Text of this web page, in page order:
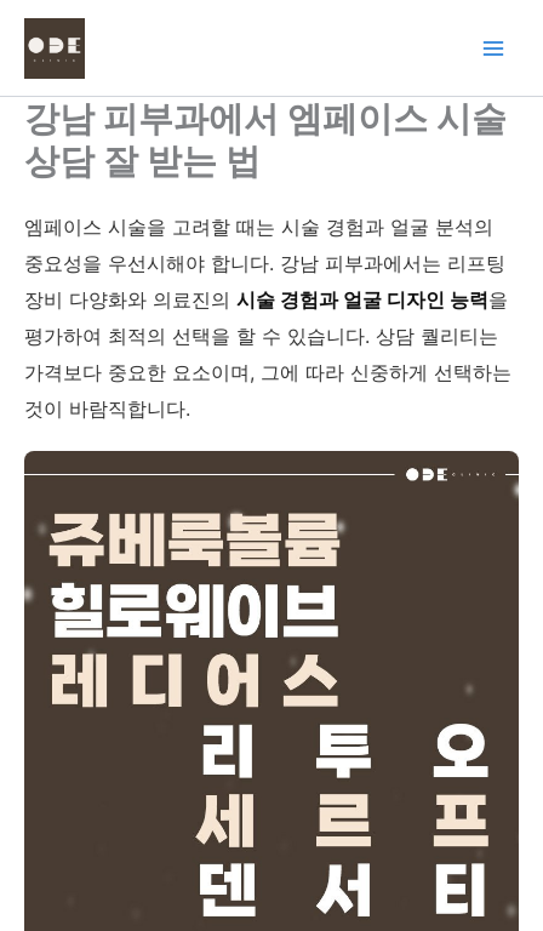
로 강남 피부과에서 엠페이스 시술
상담 잘 받는 법
엠페이스 시술을 고려할 때는 시술 경험과 얼굴 분석의
중요성을 우선시해야 합니다. 강남 피부과에서는 리프팅
장비 다양화와 의료진의 시술 경험과 얼굴 디자인 능력을
평가하여 최적의 선택을 할 수 있습니다. 상담 퀄리티는
가격보다 중요한 요소이며, 그에 따라 신중하게 선택하는
것이 바람직합니다.